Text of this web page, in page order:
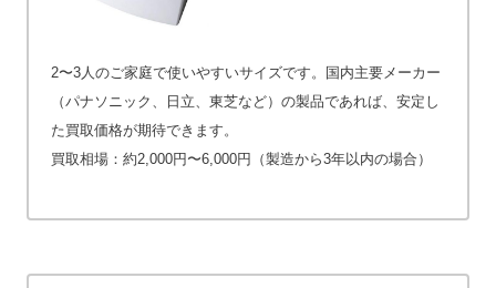
2〜3人のご家庭で使いやすいサイズです。国内主要メーカー
（パナソニック、日立、東芝など）の製品であれば、安定し
た買取価格が期待できます。
買取相場：約2,000円〜6,000円（製造から3年以内の場合）